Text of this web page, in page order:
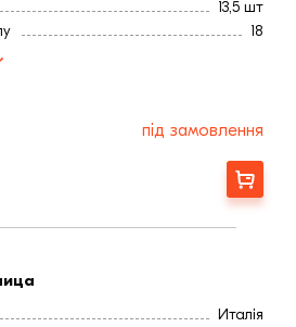
13,5 шт
18
під замовлення
Замовити
Италія